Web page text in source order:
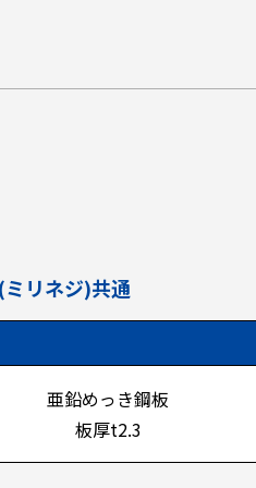
リネジ)共通
亜鉛めっき鋼板
板厚t2.3